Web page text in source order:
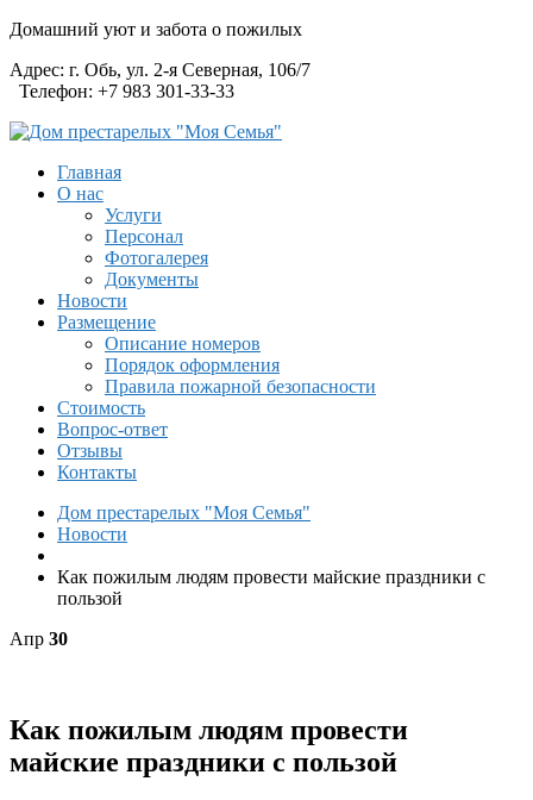
Домашний уют и забота о пожилых
Адрес: г. Обь, ул. 2-я Северная, 106/7
Телефон: +7 983 301-33-33
Главная
О нас
Услуги
Персонал
Фотогалерея
Документы
Новости
Размещение
Описание номеров
Порядок оформления
Правила пожарной безопасности
Стоимость
Вопрос-ответ
Отзывы
Контакты
Дом престарелых "Моя Семья"
Новости
Как пожилым людям провести майские праздники с
пользой
Апр 30
Как пожилым людям провести
майские праздники с пользой